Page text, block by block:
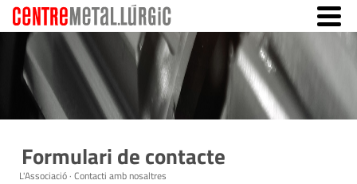
Formulari de contacte
L'Associació · Contacti amb nosaltres